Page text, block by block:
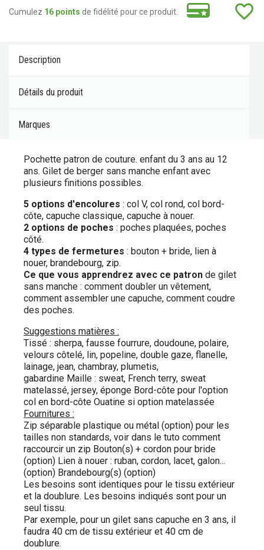
favorite_border
Cumulez 16 points de fidélité pour ce produit.
Description
Détails du produit
Marques
Pochette patron de couture. enfant du 3 ans au 12
ans. Gilet de berger sans manche enfant avec
plusieurs finitions possibles.
5 options d'encolures : col V, col rond, col bord-
côte, capuche classique, capuche à nouer.
2 options de poches : poches plaquées, poches
côté.
4 types de fermetures : bouton + bride, lien à
nouer, brandebourg, zip.
Ce que vous apprendrez avec ce patron de gilet
sans manche : comment doubler un vêtement,
comment assembler une capuche, comment coudre
des poches.
Suggestions matières :
Tissé : sherpa, fausse fourrure, doudoune, polaire,
velours côtelé, lin, popeline, double gaze, flanelle,
lainage, jean, chambray, plumetis,
gabardine Maille : sweat, French terry, sweat
matelassé, jersey, éponge Bord-côte pour l'option
col en bord-côte Ouatine si option matelassée
Fournitures :
Zip séparable plastique ou métal (option) pour les
tailles non standards, voir dans le tuto comment
raccourcir un zip Bouton(s) + cordon pour bride
(option) Lien à nouer : ruban, cordon, lacet, galon...
(option) Brandebourg(s) (option)
Les besoins sont identiques pour le tissu extérieur
et la doublure. Les besoins indiqués sont pour un
seul tissu.
Par exemple, pour un gilet sans capuche en 3 ans, il
faudra 40 cm de tissu extérieur et 40 cm de
doublure.